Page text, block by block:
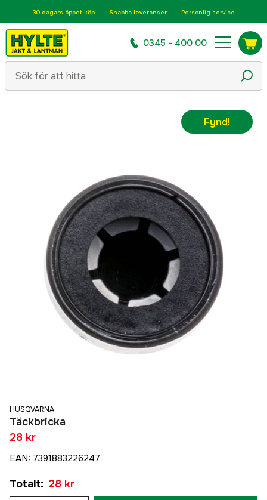
30 dagars öppet köp Snabba leveranser Personlig service
0345 - 400 00
Fynd!
HUSQVARNA
Täckbricka
28 kr
EAN: 7391883226247
Totalt: 28 kr